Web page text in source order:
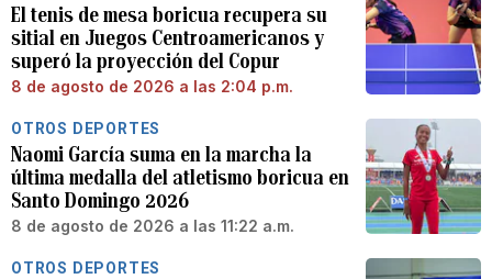
El tenis de mesa boricua recupera su
sitial en Juegos Centroamericanos y
superó la proyección del Copur
8 de agosto de 2026 a las 2:04 p.m.
OTROS DEPORTES
Naomi García suma en la marcha la
última medalla del atletismo boricua en
Santo Domingo 2026
8 de agosto de 2026 a las 11:22 a.m.
OTROS DEPORTES